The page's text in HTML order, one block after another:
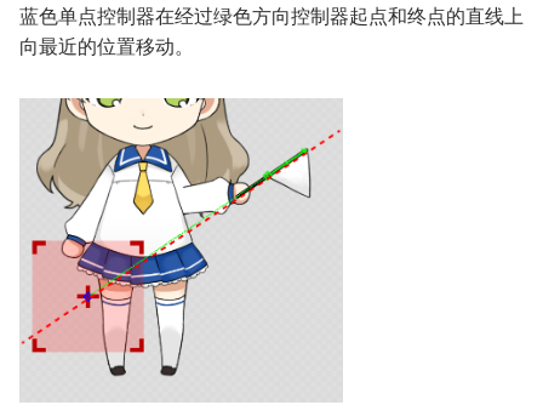
蓝色单点控制器在经过绿色方向控制器起点和终点的直线上
向最近的位置移动。